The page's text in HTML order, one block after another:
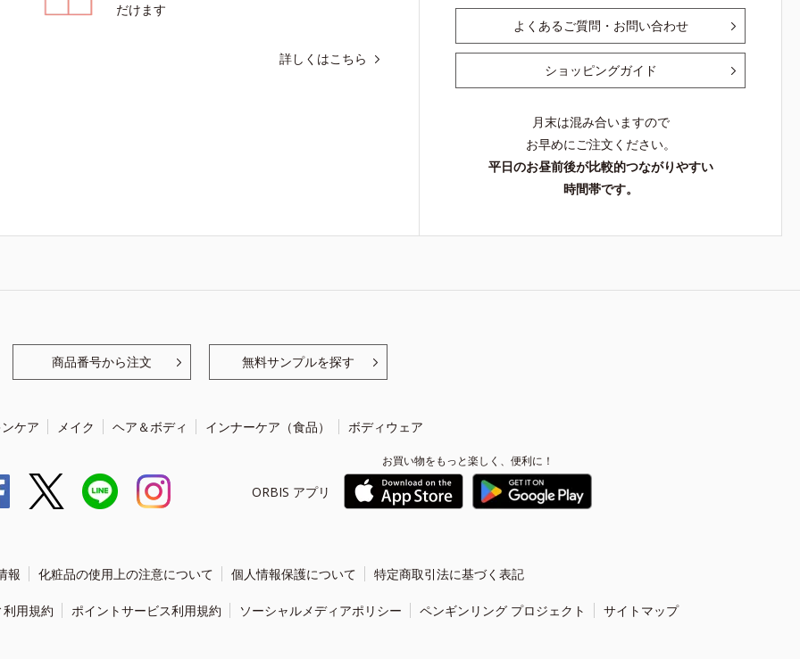
だけます
詳しくはこちら
よくあるご質問・お問い合わせ
ショッピングガイド
月末は混み合いますので
お早めにご注文ください。
平日のお昼前後が比較的つながりやすい
時間帯です。
商品番号から注文 無料サンプルを探す
ケア メイク ヘア＆ボディ インナーケア（食品） ボディウェア
ORBIS アプリ
お買い物をもっと楽しく、便利に！
報 化粧品の使用上の注意について 個人情報保護について 特定商取引法に基づく表記
用規約 ポイントサービス利用規約 ソーシャルメディアポリシー ペンギンリング プロジェクト サイトマップ